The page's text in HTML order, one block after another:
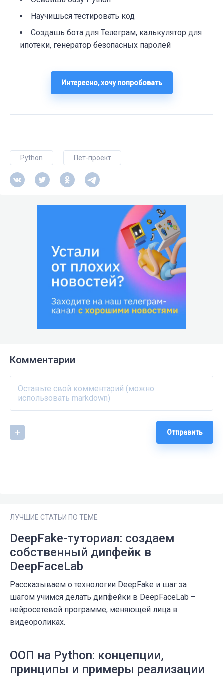
Научишься тестировать код
Создашь бота для Телеграм, калькулятор для
ипотеки, генератор безопасных паролей
Интересно, хочу попробовать
Python Пет-проект
Комментарии
Отправить
ЛУЧШИЕ СТАТЬИ ПО ТЕМЕ
DeepFake-туториал: создаем
собственный дипфейк в
DeepFaceLab
Рассказываем о технологии DeepFake и шаг за
шагом учимся делать дипфейки в DeepFaceLab –
нейросетевой программе, меняющей лица в
видеороликах.
ООП на Python: концепции,
принципы и примеры реализации